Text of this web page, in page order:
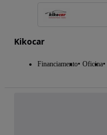
Kikocar
Financiamento Oficina